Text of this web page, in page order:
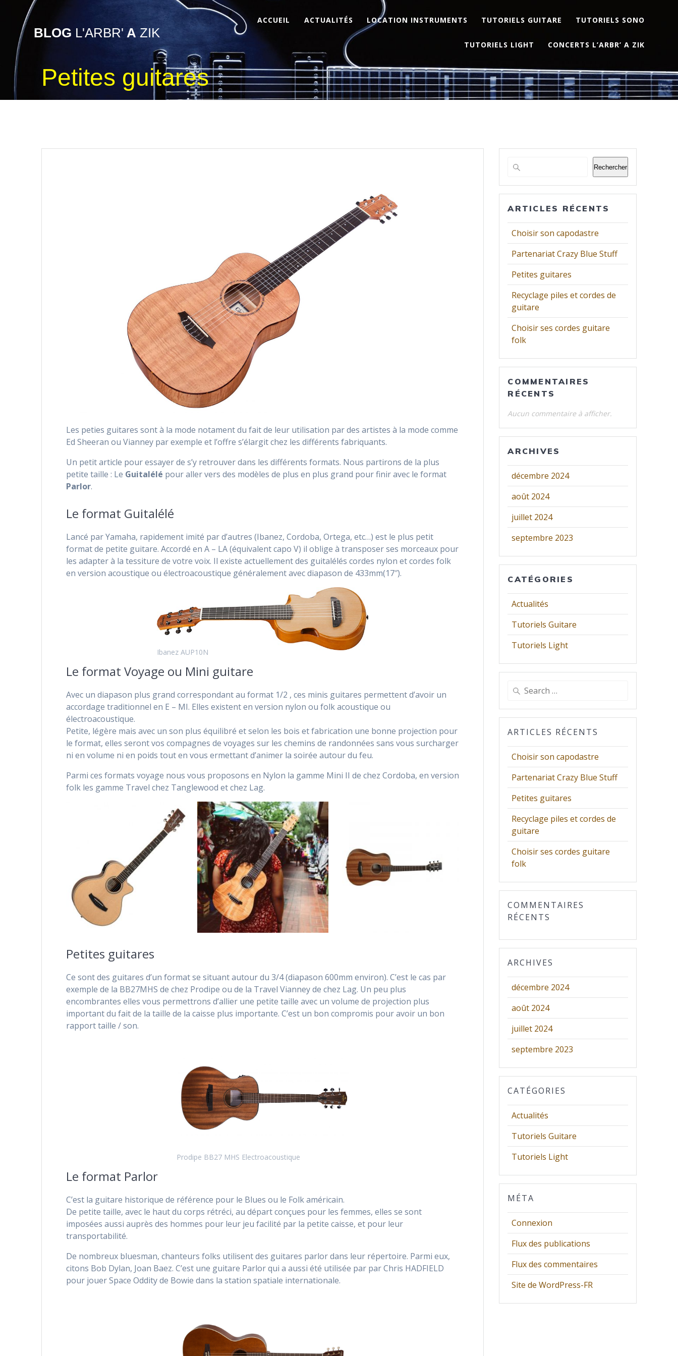
content
BLOG L'ARBR' A ZIK
ACCUEIL ACTUALITÉS LOCATION INSTRUMENTS TUTORIELS GUITARE TUTORIELS SONO
TUTORIELS LIGHT CONCERTS L’ARBR’ A ZIK
Petites guitares
Les peties guitares sont à la mode notament du fait de leur utilisation par des artistes à la mode comme
Ed Sheeran ou Vianney par exemple et l’offre s’élargit chez les différents fabriquants.
Un petit article pour essayer de s’y retrouver dans les différents formats. Nous partirons de la plus
petite taille : Le Guitalélé pour aller vers des modèles de plus en plus grand pour finir avec le format
Parlor.
Le format Guitalélé
Lancé par Yamaha, rapidement imité par d’autres (Ibanez, Cordoba, Ortega, etc…) est le plus petit
format de petite guitare. Accordé en A – LA (équivalent capo V) il oblige à transposer ses morceaux pour
les adapter à la tessiture de votre voix. Il existe actuellement des guitalélés cordes nylon et cordes folk
en version acoustique ou électroacoustique généralement avec diapason de 433mm(17″).
Ibanez AUP10N
Le format Voyage ou Mini guitare
Avec un diapason plus grand correspondant au format 1/2 , ces minis guitares permettent d’avoir un
accordage traditionnel en E – MI. Elles existent en version nylon ou folk acoustique ou
électroacoustique.
Petite, légère mais avec un son plus équilibré et selon les bois et fabrication une bonne projection pour
le format, elles seront vos compagnes de voyages sur les chemins de randonnées sans vous surcharger
ni en volume ni en poids tout en vous ermettant d’animer la soirée autour du feu.
Parmi ces formats voyage nous vous proposons en Nylon la gamme Mini II de chez Cordoba, en version
folk les gamme Travel chez Tanglewood et chez Lag.
Petites guitares
Ce sont des guitares d’un format se situant autour du 3/4 (diapason 600mm environ). C’est le cas par
exemple de la BB27MHS de chez Prodipe ou de la Travel Vianney de chez Lag. Un peu plus
encombrantes elles vous permettrons d’allier une petite taille avec un volume de projection plus
important du fait de la taille de la caisse plus importante. C’est un bon compromis pour avoir un bon
rapport taille / son.
Prodipe BB27 MHS Electroacoustique
Le format Parlor
C’est la guitare historique de référence pour le Blues ou le Folk américain.
De petite taille, avec le haut du corps rétréci, au départ conçues pour les femmes, elles se sont
imposées aussi auprès des hommes pour leur jeu facilité par la petite caisse, et pour leur
transportabilité.
De nombreux bluesman, chanteurs folks utilisent des guitares parlor dans leur répertoire. Parmi eux,
citons Bob Dylan, Joan Baez. C’est une guitare Parlor qui a aussi été utilisée par par Chris HADFIELD
pour jouer Space Oddity de Bowie dans la station spatiale internationale.
Rechercher
ARTICLES RÉCENTS
Choisir son capodastre
Partenariat Crazy Blue Stuff
Petites guitares
Recyclage piles et cordes de
guitare
Choisir ses cordes guitare
folk
COMMENTAIRES
RÉCENTS
Aucun commentaire à afficher.
ARCHIVES
décembre 2024
août 2024
juillet 2024
septembre 2023
CATÉGORIES
Actualités
Tutoriels Guitare
Tutoriels Light
Search
ARTICLES RÉCENTS
Choisir son capodastre
Partenariat Crazy Blue Stuff
Petites guitares
Recyclage piles et cordes de
guitare
Choisir ses cordes guitare
folk
COMMENTAIRES
RÉCENTS
ARCHIVES
décembre 2024
août 2024
juillet 2024
septembre 2023
CATÉGORIES
Actualités
Tutoriels Guitare
Tutoriels Light
MÉTA
Connexion
Flux des publications
Flux des commentaires
Site de WordPress-FR